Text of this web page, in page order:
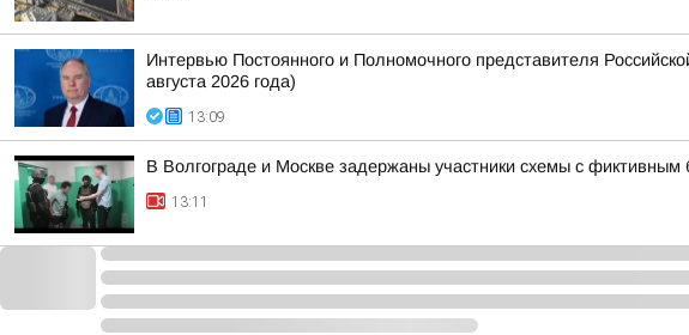
Интервью Постоянного и Полномочного представителя
августа 2026 года)
13:09
В Волгограде и Москве задержаны участники схемы с фиктивным
13:11